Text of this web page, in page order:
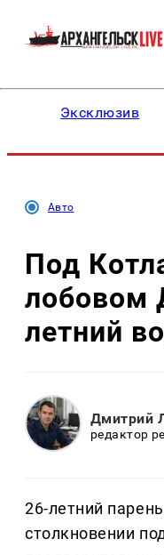
Эксклюзив
Авто
Под
лобовом
летний
Дмитрий
редактор
26-летний
столкновении